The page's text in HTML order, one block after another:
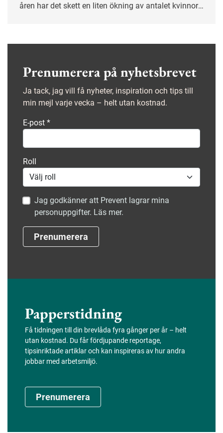
åren har det skett en liten ökning av antalet kvinnor.
Prenumerera på nyhetsbrevet
Ja tack, jag vill få nyheter, inspiration och tips till
min mejl varje vecka – helt utan kostnad.
E-post *
Roll
Jag godkänner att Prevent lagrar mina
personuppgifter. Läs mer.
Prenumerera
Papperstidning
Få tidningen till din brevlåda fyra gånger per år – helt
utan kostnad. Du får fördjupande reportage,
tipsinriktade artiklar och kan inspireras av hur andra
jobbar med arbetsmiljö.
Prenumerera